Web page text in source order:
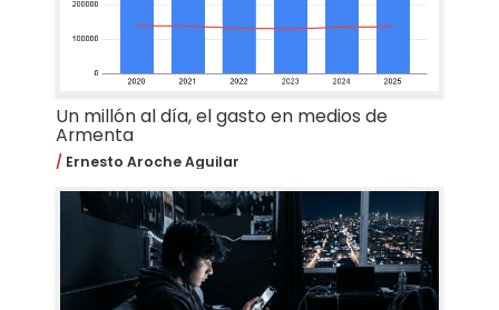
Un millón al día, el gasto en medios de
Armenta
Ernesto Aroche Aguilar